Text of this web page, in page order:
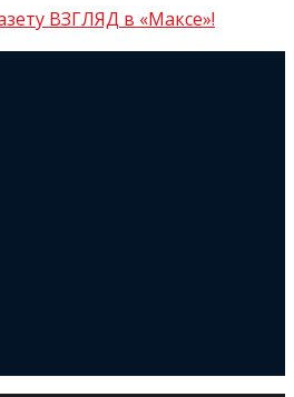
ВЗГЛЯД в «Максе»!